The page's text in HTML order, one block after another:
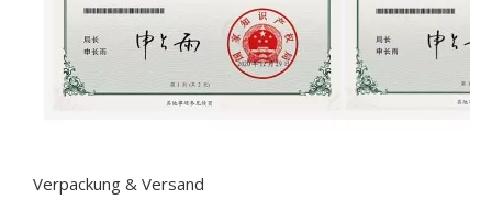
Verpackung & Versand